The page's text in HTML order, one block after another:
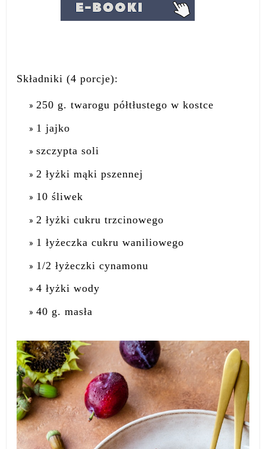
Składniki (4 porcje):
250 g. twarogu półtłustego w kostce
1 jajko
szczypta soli
2 łyżki mąki pszennej
10 śliwek
2 łyżki cukru trzcinowego
1 łyżeczka cukru waniliowego
1/2 łyżeczki cynamonu
4 łyżki wody
40 g. masła